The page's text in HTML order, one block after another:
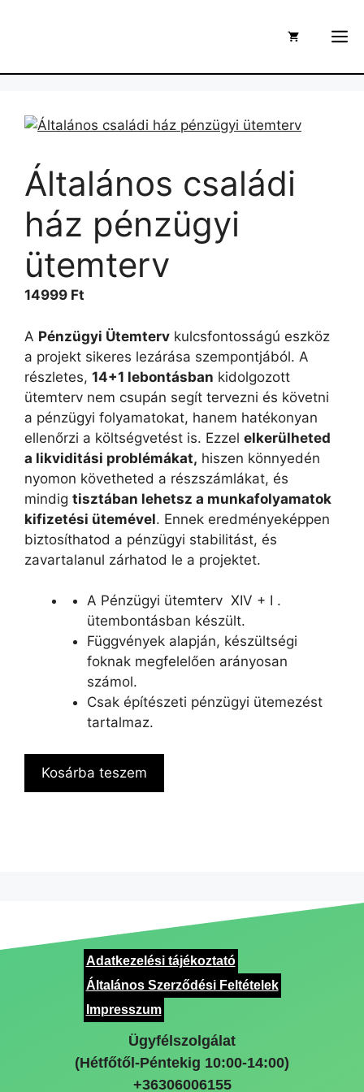
Általános családi
ház pénzügyi
ütemterv
14999 Ft
A Pénzügyi Ütemterv kulcsfontosságú eszköz
a projekt sikeres lezárása szempontjából. A
részletes, 14+1 lebontásban kidolgozott
ütemterv nem csupán segít tervezni és követni
a pénzügyi folyamatokat, hanem hatékonyan
ellenőrzi a költségvetést is. Ezzel elkerülheted
a likviditási problémákat, hiszen könnyedén
nyomon követheted a részszámlákat, és
mindig tisztában lehetsz a munkafolyamatok
kifizetési ütemével. Ennek eredményeképpen
biztosíthatod a pénzügyi stabilitást, és
zavartalanul zárhatod le a projektet.
A Pénzügyi ütemterv XIV + I .
ütembontásban készült.
Függvények alapján, készültségi
foknak megfelelően arányosan
számol.
Csak építészeti pénzügyi ütemezést
tartalmaz.
Kosárba teszem
Adatkezelési tájékoztató
Általános Szerződési Feltételek
Impresszum
Ügyfélszolgálat
(Hétfőtől-Péntekig 10:00-14:00)
+36306006155